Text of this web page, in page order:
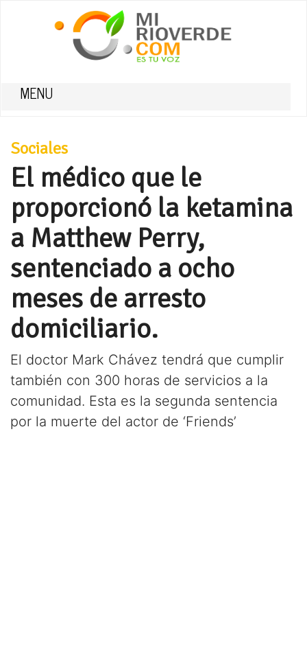
MENU
Sociales
El médico que le
proporcionó la ketamina
a Matthew Perry,
sentenciado a ocho
meses de arresto
domiciliario.
El doctor Mark Chávez tendrá que cumplir
también con 300 horas de servicios a la
comunidad. Esta es la segunda sentencia
por la muerte del actor de ‘Friends’